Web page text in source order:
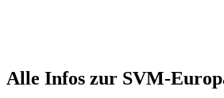
Alle Infos zur SVM-